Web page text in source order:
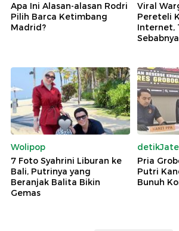
Apa Ini Alasan-alasan Rodri
Pilih Barca Ketimbang
Madrid?
Viral
Pereteli
Internet,
Sebabnya
Wolipop
7 Foto Syahrini Liburan ke
Bali, Putrinya yang
Beranjak Balita Bikin
Gemas
Pria
Putri
Bunuh